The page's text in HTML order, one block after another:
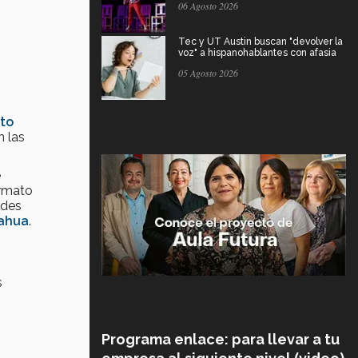
las
.
06 Agosto 2026
Tec y UT Austin buscan "devolver la
voz" a hispanohablantes con afasia
05 Agosto 2026
Programa enlace: para llevar a tu